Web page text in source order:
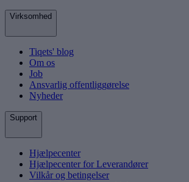
Virksomhed
Tiqets' blog
Om os
Job
Ansvarlig offentliggørelse
Nyheder
Support
Hjælpecenter
Hjælpecenter for Leverandører
Vilkår og betingelser